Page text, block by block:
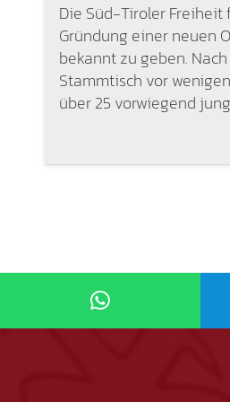
Die Süd-Tiroler Freiheit
Gründung einer neuen
bekannt zu geben.
Stammtisch vor
über 25 vorwiegend